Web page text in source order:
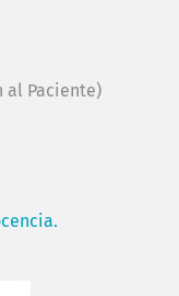
al Paciente)